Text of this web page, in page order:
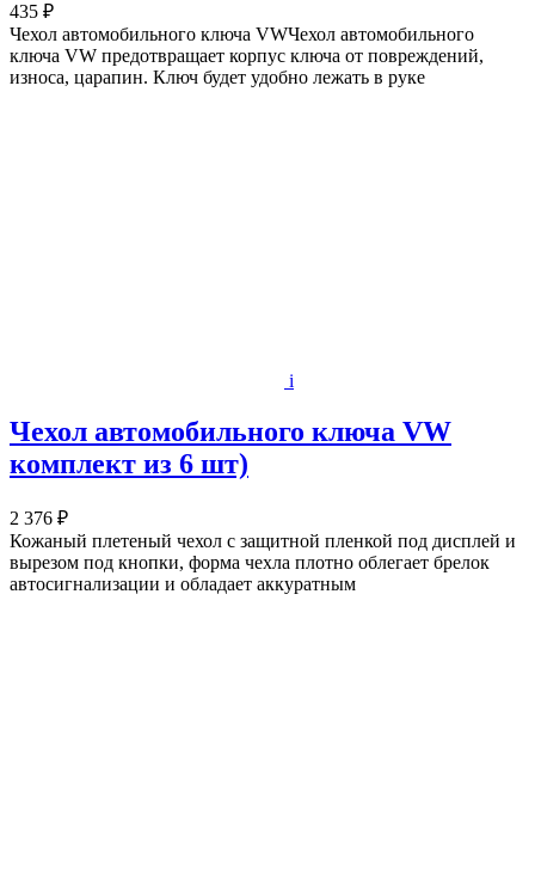
435 ₽
Чехол автомобильного ключа VWЧехол автомобильного
ключа VW предотвращает корпус ключа от повреждений,
износа, царапин. Ключ будет удобно лежать в руке
i
Чехол автомобильного ключа VW
комплект из 6 шт)
2 376 ₽
Кожаный плетеный чехол с защитной пленкой под дисплей и
вырезом под кнопки, форма чехла плотно облегает брелок
автосигнализации и обладает аккуратным